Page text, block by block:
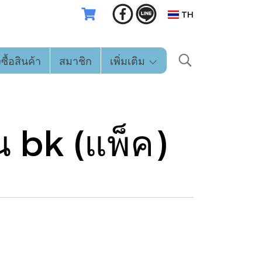
TH
อสินค้า สมาชิก เพิ่มเติม
bk (แพ็ค)